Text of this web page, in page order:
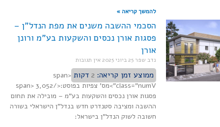
להמשך קריאה »
הסכמי ההשבה משנים את מפת הנדל"ן –
פסגות אורן נכסים והשקעות בע"מ ורונן
אורן
נדב שפר25 ביוני 2025 אין תגובות
ממוצע זמן קריאה:2 דקות
<span
class="numV">מס' צפיות בפוסט:</span> 3,052
פסגות אורן נכסים והשקעות בע"מ – מובילה את תחום
ההשבה ומציבה סטנדרט חדש בנדל"ן הישראלי בשורה
חשובה לשוק הנדל"ן בישראל: